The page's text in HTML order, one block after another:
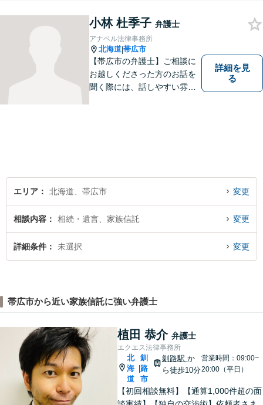
小林 杜季子 弁護士
アナベル法律事務所
北海道|帯広市
【帯広市の弁護士】ご相談に
お越しくださった方のお話を
聞く際には、話しやすい雰囲
詳細を見
る
エリア 北海道、帯広市 変更
相談内容 相続・遺言、家族信託 変更
詳細条件 未選択 変更
帯広市から近い家族信託に強い弁護士
植田 恭介 弁護士
エクエス法律事務所
北
海
道
釧
路
市
釧路駅 か
ら徒歩10分
営業時間：09:00~
20:00（平日）
【初回相談無料】【通算1,000件超の面